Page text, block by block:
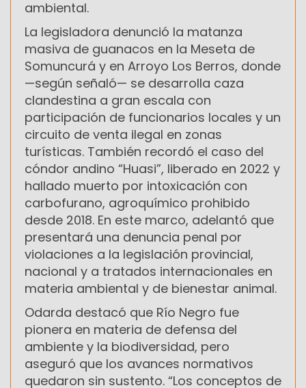
ambiental.
La legisladora denunció la matanza
masiva de guanacos en la Meseta de
Somuncurá y en Arroyo Los Berros, donde
—según señaló— se desarrolla caza
clandestina a gran escala con
participación de funcionarios locales y un
circuito de venta ilegal en zonas
turísticas. También recordó el caso del
cóndor andino “Huasi”, liberado en 2022 y
hallado muerto por intoxicación con
carbofurano, agroquímico prohibido
desde 2018. En este marco, adelantó que
presentará una denuncia penal por
violaciones a la legislación provincial,
nacional y a tratados internacionales en
materia ambiental y de bienestar animal.
Odarda destacó que Río Negro fue
pionera en materia de defensa del
ambiente y la biodiversidad, pero
aseguró que los avances normativos
quedaron sin sustento. “Los conceptos de